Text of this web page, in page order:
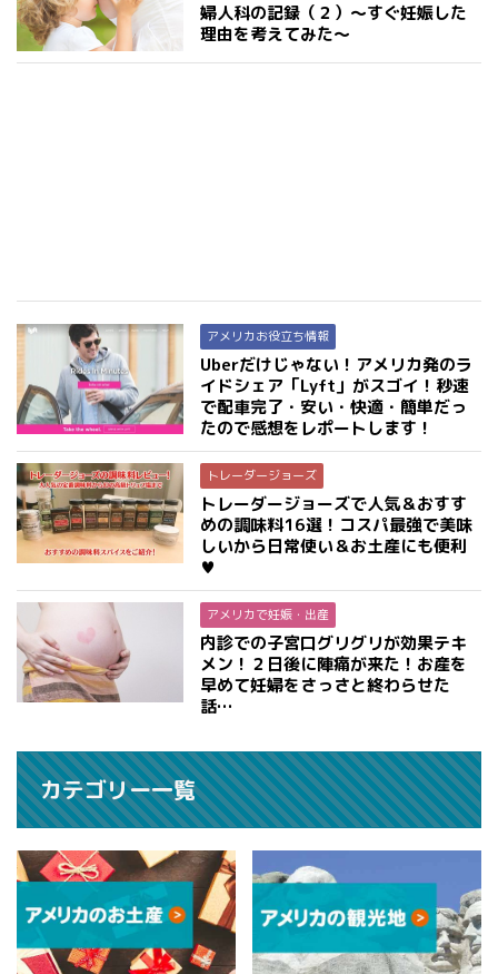
婦人科の記録（２）〜すぐ妊娠した
理由を考えてみた〜
アメリカお役立ち情報
Uberだけじゃない！アメリカ発のラ
イドシェア「Lyft」がスゴイ！秒速
で配車完了・安い・快適・簡単だっ
たので感想をレポートします！
トレーダージョーズ
トレーダージョーズで人気＆おすす
めの調味料16選！コスパ最強で美味
しいから日常使い＆お土産にも便利
♥
アメリカで妊娠・出産
内診での子宮口グリグリが効果テキ
メン！２日後に陣痛が来た！お産を
早めて妊婦をさっさと終わらせた
話…
カテゴリー一覧